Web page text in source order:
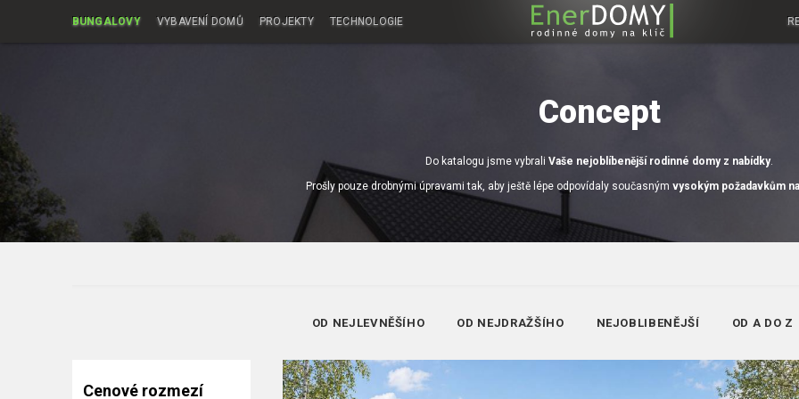
BUNGALOVY VYBAVENÍ DOMŮ PROJEKTY TECHNOLOGIE
Concept
Do katalogu jsme vybrali Vaše nejoblíbenější rodinné domy z nabídky.
Prošly pouze drobnými úpravami tak, aby ještě lépe odpovídaly současným vysokým požadavkům
OD NEJLEVNĚŠÍHO OD NEJDRAŽŠÍHO NEJOBLIBENĚJŠÍ OD A DO Z
Cenové rozmezí